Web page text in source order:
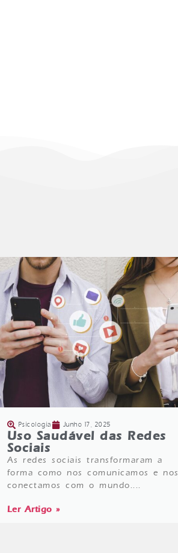
Psicologia Junho 17, 2025
Uso Saudável das Redes
Sociais
As redes sociais transformaram a
forma como nos comunicamos e nos
conectamos com o mundo....
Ler Artigo »